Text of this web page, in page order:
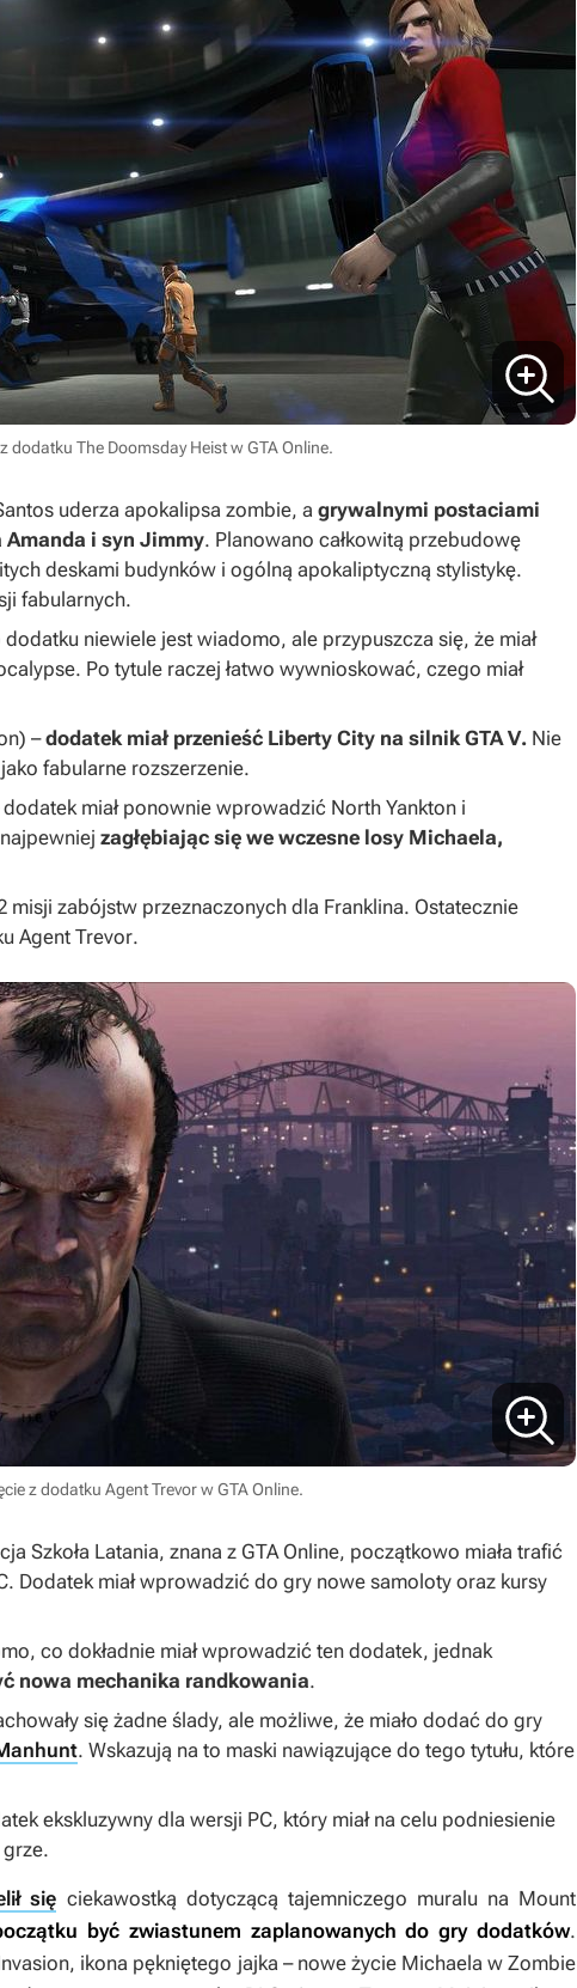
dodatku The Doomsday Heist w GTA Online.
uderza apokalipsa zombie, a grywalnymi postaciami
i syn Jimmy. Planowano całkowitą przebudowę
deskami budynków i ogólną apokaliptyczną stylistykę.
fabularnych.
niewiele jest wiadomo, ale przypuszcza się, że miał
. Po tytule raczej łatwo wywnioskować, czego miał
–dodatek miał przenieść Liberty City na silnikGTA V. Nie
fabularne rozszerzenie.
miał ponownie wprowadzić North Yankton i
zagłębiając się we wczesne losy Michaela,
misji zabójstw przeznaczonych dla Franklina. Ostatecznie
Agent Trevor.
z dodatku Agent Trevor w GTA Online.
Szkoła Latania, znana z GTA Online, początkowo miała trafić
Dodatek miał wprowadzić do gry nowe samoloty oraz kursy
co dokładnie miał wprowadzić ten dodatek, jednak
nowa mechanika randkowania.
się żadne ślady, ale możliwe, że miało dodać do gry
. Wskazują na to maski nawiązujące do tego tytułu, które
ekskluzywny dla wersji PC, który miał na celu podniesienie
się ciekawostką dotyczącą tajemniczego muralu na Mount
być zwiastunem zaplanowanych do gry dodatków.
, ikona pękniętego jajka – nowe życie Michaela wZombie